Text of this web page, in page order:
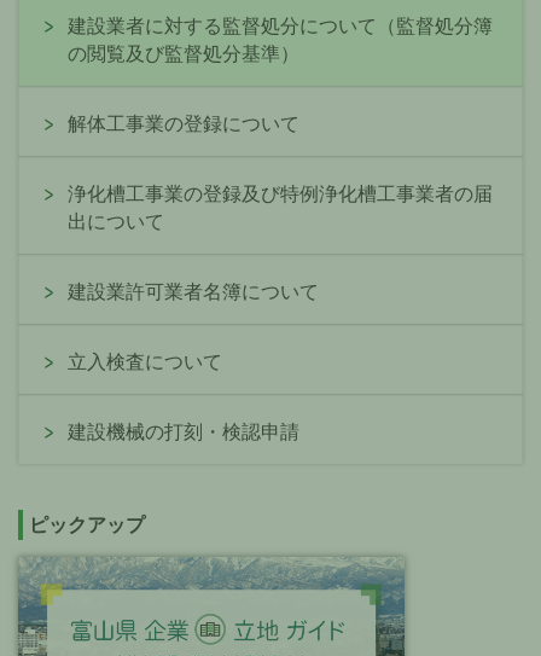
建設業者に対する監督処分について（監督処分簿
の閲覧及び監督処分基準）
解体工事業の登録について
浄化槽工事業の登録及び特例浄化槽工事業者の届
出について
建設業許可業者名簿について
立入検査について
建設機械の打刻・検認申請
ピックアップ